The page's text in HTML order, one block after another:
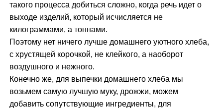
такого процесса добиться сложно, когда речь идет о
выходе изделий, который исчисляется не
килограммами, а тоннами.
Поэтому нет ничего лучше домашнего уютного хлеба,
с хрустящей корочкой, не клейкого, а наоборот
воздушного и нежного.
Конечно же, для выпечки домашнего хлеба мы
возьмем самую лучшую муку, дрожжи, можем
добавить сопутствующие ингредиенты, для